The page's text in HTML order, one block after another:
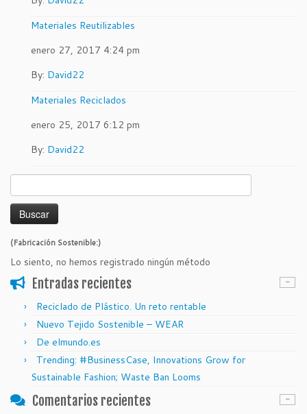
Materiales Reutilizables
enero 27, 2017 4:24 pm
By: David22
Materiales Reciclados
enero 25, 2017 6:12 pm
By: David22
(Fabricación Sostenible:)
Lo siento, no hemos registrado ningún método
Entradas recientes
Reciclado de Plástico. Un reto rentable
Nuevo Tejido Sostenible – WEAR
De elmundo.es
Trending: #BusinessCase, Innovations Grow for
Sustainable Fashion; Waste Ban Looms
Comentarios recientes